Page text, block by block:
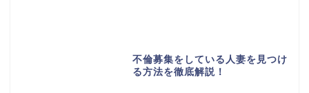
不倫募集をしている人妻を見つけ
る方法を徹底解説！